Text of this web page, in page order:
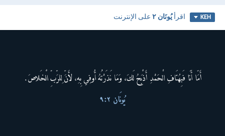
KEH اقرأيُونَان ٢ على الإنترنت